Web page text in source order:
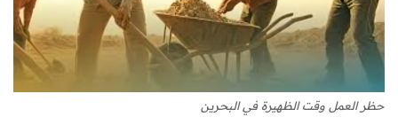
حظر العمل وقت الظهيرة في البحرين